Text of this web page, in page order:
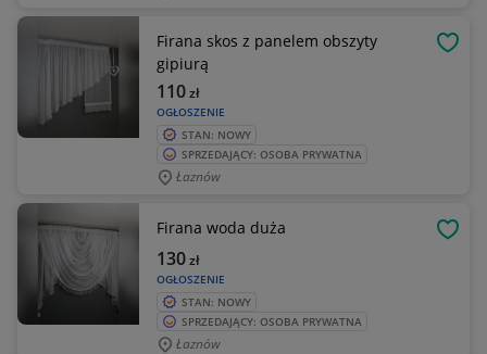
Firana skos z panelem obszyty
gipiurą
OGŁOSZENIE
110zł
STAN: NOWY
SPRZEDAJĄCY: OSOBA PRYWATNA
Łaznów
Firana woda duża
OGŁOSZENIE
130zł
STAN: NOWY
SPRZEDAJĄCY: OSOBA PRYWATNA
Łaznów